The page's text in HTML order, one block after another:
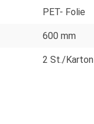
PET- Folie
600 mm
2 St./Karton